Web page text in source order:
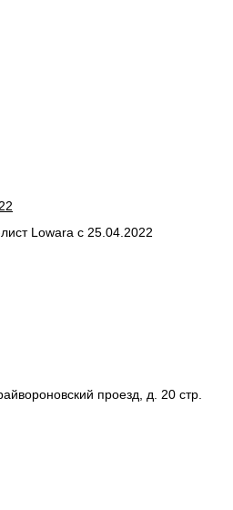
Lowara c 25.04.2022
проезд, д. 20 стр.